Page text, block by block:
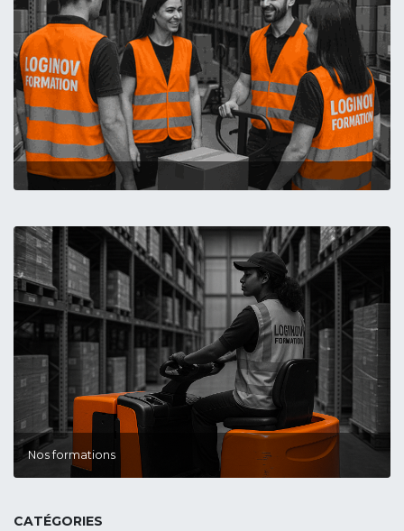
Nos formations
CATÉGORIES